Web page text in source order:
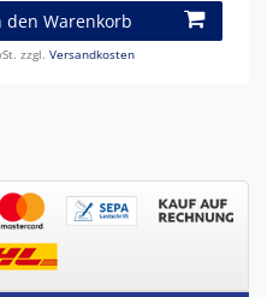
den Warenkorb
zzgl.Versandkosten